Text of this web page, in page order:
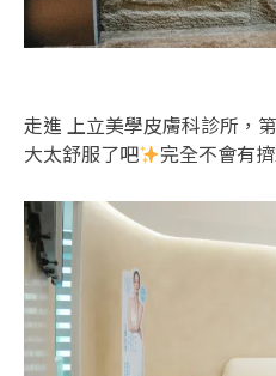
走進 上立美學皮膚科診所
大太舒服了吧
完全不會有